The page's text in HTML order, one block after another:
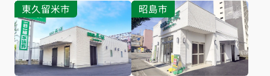
東久留米市 昭島市